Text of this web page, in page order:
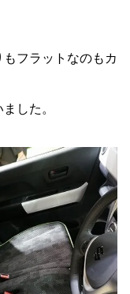
フラットなのもカ
した。